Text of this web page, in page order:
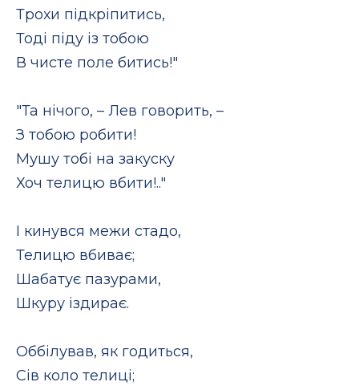
Трохи підкріпитись,
Тоді піду із тобою
В чисте поле битись!"
"Та нічого, – Лев говорить, –
З тобою робити!
Мушу тобі на закуску
Хоч телицю вбити!.."
І кинувся межи стадо,
Телицю вбиває;
Шабатує пазурами,
Шкуру іздирає.
Оббілував, як годиться,
Сів коло телиці;